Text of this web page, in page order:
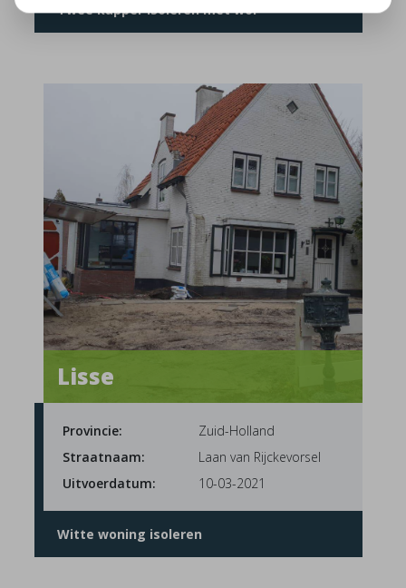
Twee kapper isoleren met wol
Lisse
Provincie:
Zuid-Holland
Straatnaam:
Laan van Rijckevorsel
Uitvoerdatum:
10-03-2021
Witte woning isoleren